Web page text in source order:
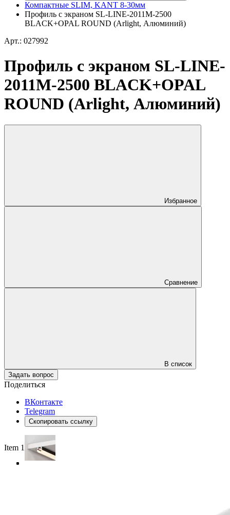
Компактные SLIM, KANT 8-30мм
Профиль с экраном SL-LINE-2011M-2500
BLACK+OPAL ROUND (Arlight, Алюминий)
Арт.: 027992
Профиль с экраном SL-LINE-
2011M-2500 BLACK+OPAL
ROUND (Arlight, Алюминий)
Избранное
Сравнение
В список
Задать вопрос
Поделиться
ВКонтакте
Telegram
Скопировать ссылку
Item 1 of 4